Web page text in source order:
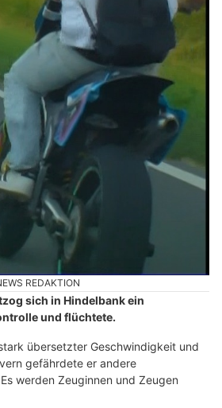
REDAKTION
sich in Hindelbank ein
und flüchtete.
übersetzter Geschwindigkeit und
gefährdete er andere
werden Zeuginnen und Zeugen